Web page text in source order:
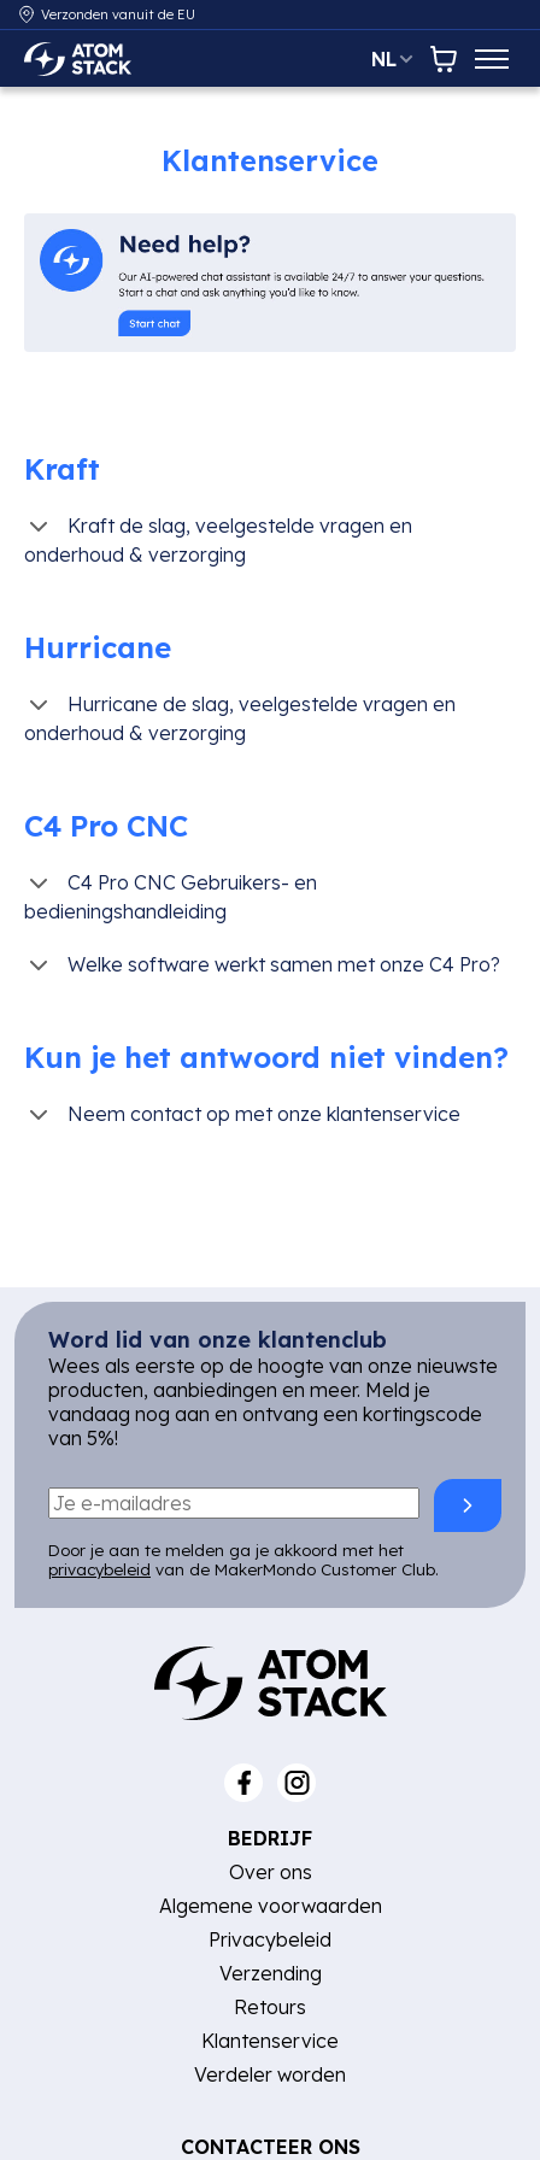
Verzonden vanuit de EU
AtomStack Europe NL
Klantenservice
Kraft
Kraft de slag, veelgestelde vragen en
onderhoud & verzorging
Hurricane
Hurricane de slag, veelgestelde vragen en
onderhoud & verzorging
C4 Pro CNC
C4 Pro CNC Gebruikers- en
bedieningshandleiding
Welke software werkt samen met onze C4 Pro?
Kun je het antwoord niet vinden?
Neem contact op met onze klantenservice
Word lid van onze klantenclub
Wees als eerste op de hoogte van onze nieuwste
producten, aanbiedingen en meer. Meld je
vandaag nog aan en ontvang een kortingscode
van 5%!
Door je aan te melden ga je akkoord met het
privacybeleid van de MakerMondo Customer Club.
BEDRIJF
Over ons
Algemene voorwaarden
Privacybeleid
Verzending
Retours
Klantenservice
Verdeler worden
CONTACTEER ONS